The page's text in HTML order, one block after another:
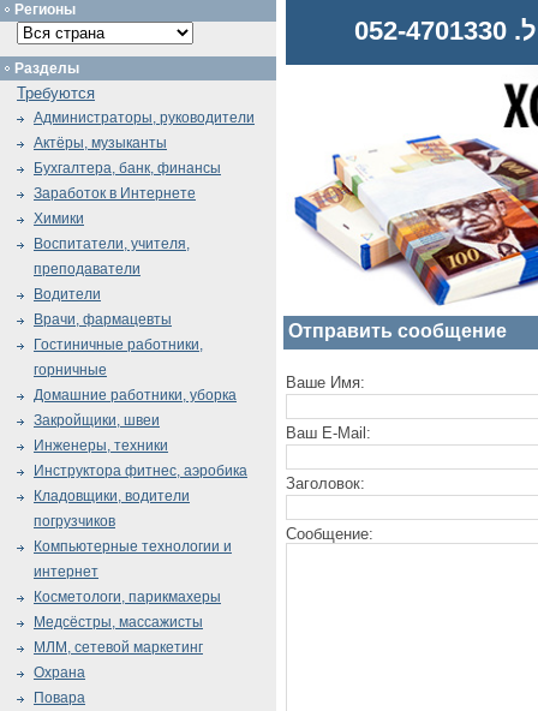
Отправить сообщение
Ваше Имя:
Ваш E-Mail:
Заголовок:
Сообщение:
Регионы
Разделы
Требуются
Администраторы, руководители
Актёры, музыканты
Бухгалтера, банк, финансы
Заработок в Интернете
Химики
Воспитатели, учителя,
преподаватели
Водители
Врачи, фармацевты
Гостиничные работники,
горничные
Домашние работники, уборка
Закройщики, швеи
Инженеры, техники
Инструктора фитнес, аэробика
Кладовщики, водители
погрузчиков
Компьютерные технологии и
интернет
Косметологи, парикмахеры
Медсёстры, массажисты
МЛМ, сетевой маркетинг
Охрана
Повара